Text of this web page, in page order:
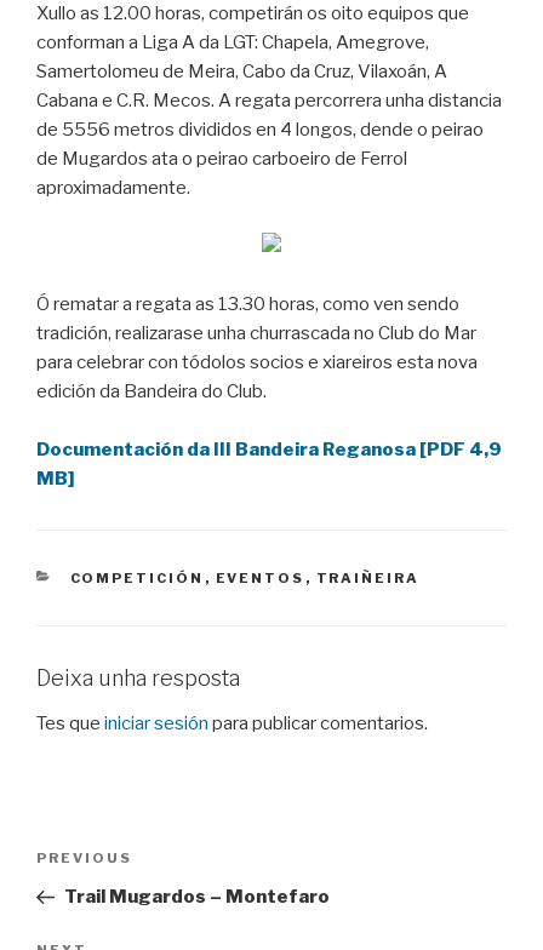
Xullo as 12.00 horas, competirán os oito equipos que
conforman a Liga A da LGT: Chapela, Amegrove,
Samertolomeu de Meira, Cabo da Cruz, Vilaxoán, A
Cabana e C.R. Mecos. A regata percorrera unha distancia
de 5556 metros divididos en 4 longos, dende o peirao
de Mugardos ata o peirao carboeiro de Ferrol
aproximadamente.
Ó rematar a regata as 13.30 horas, como ven sendo
tradición, realizarase unha churrascada no Club do Mar
para celebrar con tódolos socios e xiareiros esta nova
edición da Bandeira do Club.
Documentación da III Bandeira Reganosa [PDF 4,9
MB]
CATEGORIES
COMPETICIÓN , EVENTOS , TRAIÑEIRA
Deixa unha resposta
Tes que iniciar sesión para publicar comentarios.
entradas
Previous
Post
PREVIOUS
Trail Mugardos – Montefaro